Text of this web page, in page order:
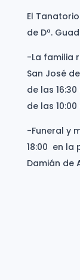
El
de Dª.
-La familia
San José
de las
de las
-Funeral y
18:00 en la
Damián de